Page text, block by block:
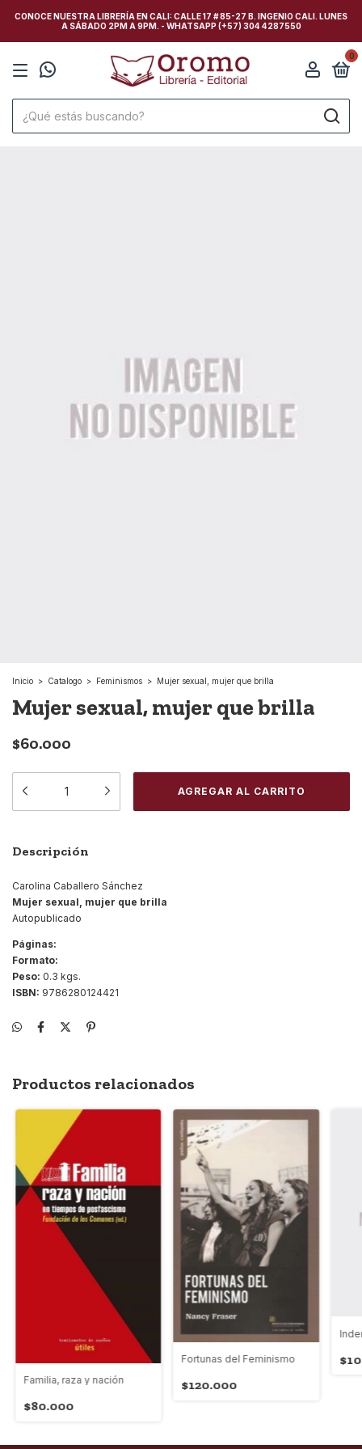
CONOCE NUESTRA LIBRERÍA EN CALI: CALLE 17 # 85-27 B. INGENIO CALI. LUNES
A SÁBADO 2PM A 9PM. - WHATSAPP (+57) 304 4287550
0
Inicio > Catalogo > Feminismos > Mujer sexual, mujer que brilla
Mujer sexual, mujer que brilla
$60.000
Descripción
Carolina Caballero Sánchez
Mujer sexual, mujer que brilla
Autopublicado
Páginas:
Formato:
Peso: 0.3 kgs.
ISBN: 9786280124421
Productos relacionados
Familia, raza y nación
$80.000
Fortunas del Feminismo
$120.000